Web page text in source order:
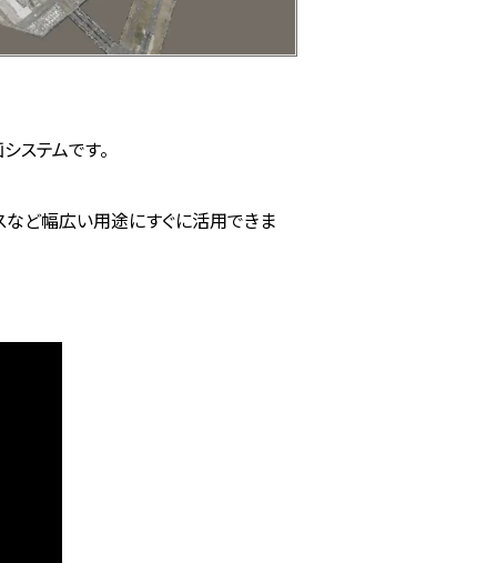
ステムです。
ど幅広い用途にすぐに活用できま